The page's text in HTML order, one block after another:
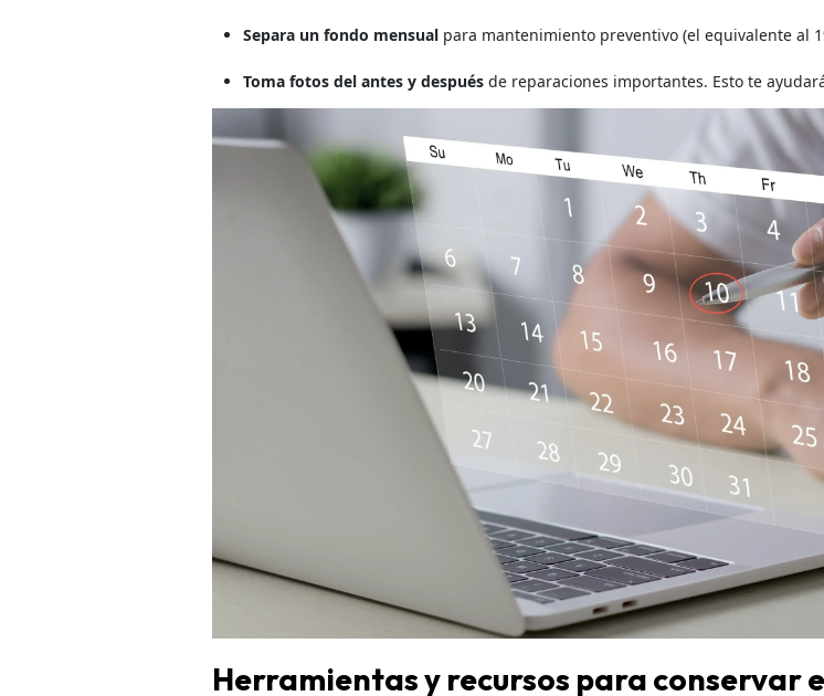
Separa un fondo mensual para mantenimiento preventivo (el equivalente al
Toma fotos del antes y después de reparaciones importantes. Esto te
Herramientas y recursos para conservar